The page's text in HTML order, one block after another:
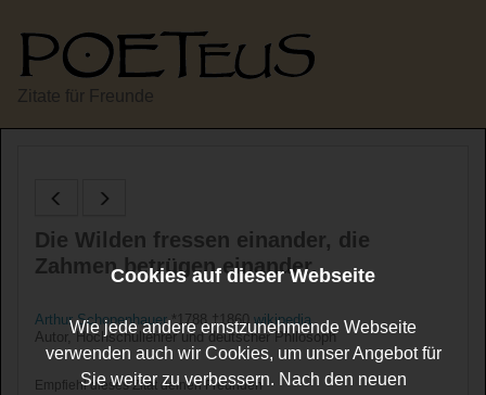
Cookies auf dieser Webseite
Wie jede andere ernstzunehmende Webseite
verwenden auch wir Cookies, um unser Angebot für
Sie weiter zu verbessern. Nach den neuen
Zitate für Freunde
Die Wilden fressen einander, die
Zahmen betrügen einander.
Arthur Schopenhauer*1788 †1860 wikipedia
Autor, Hochschullehrer und deutscher Philosoph
Empfiehl dieses Zitat deinen Freunden